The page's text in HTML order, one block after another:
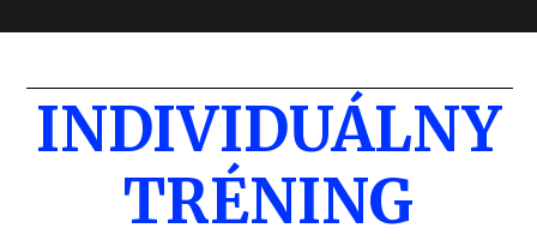
INDIVIDUÁLNY
TRÉNING